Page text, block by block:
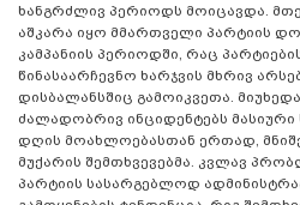
ხანგრძლივ პერიოდს მოიცავდა.
აშკარა იყო მმართველი პარტიის
კამპანიის პერიოდში, რაც
წინასაარჩევნო ხარჯვის მხრივ
დისბალანსშიც გამოიკვეთა.
ძალადობრივ ინციდენტებს მასიური
დღის მოახლოებასთან ერთად,
მუქარის შემთხვევებმა. კვლავ
პარტიის სასარგებლოდ